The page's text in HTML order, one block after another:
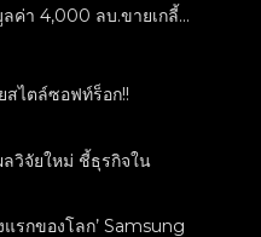
ค่า 4,000 ลบ.ขายเกลี้...
ไตล์ซอฟท์ร็อก!!
ลวิจัยใหม่ ชี้ธุรกิจใน
รกของโลก’ Samsung